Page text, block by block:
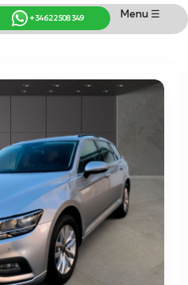
Menu ☰
+34 622 508 349